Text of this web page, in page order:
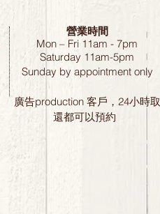
營業時間
Mon – Fri 11am - 7pm
Saturday 11am-5pm
Sunday by appointment only
廣告production 客戶，24小時取
還都可以預約